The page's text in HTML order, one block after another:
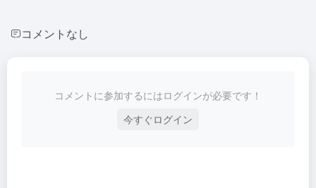
コメントなし
コメントに参加するにはログインが必要です！
今すぐログイン